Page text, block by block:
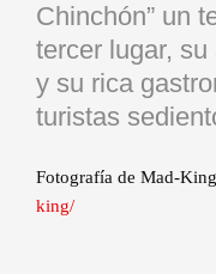
Chinchón” un
tercer lugar,
y su rica
turistas
Fotografía de Mad-King
king/